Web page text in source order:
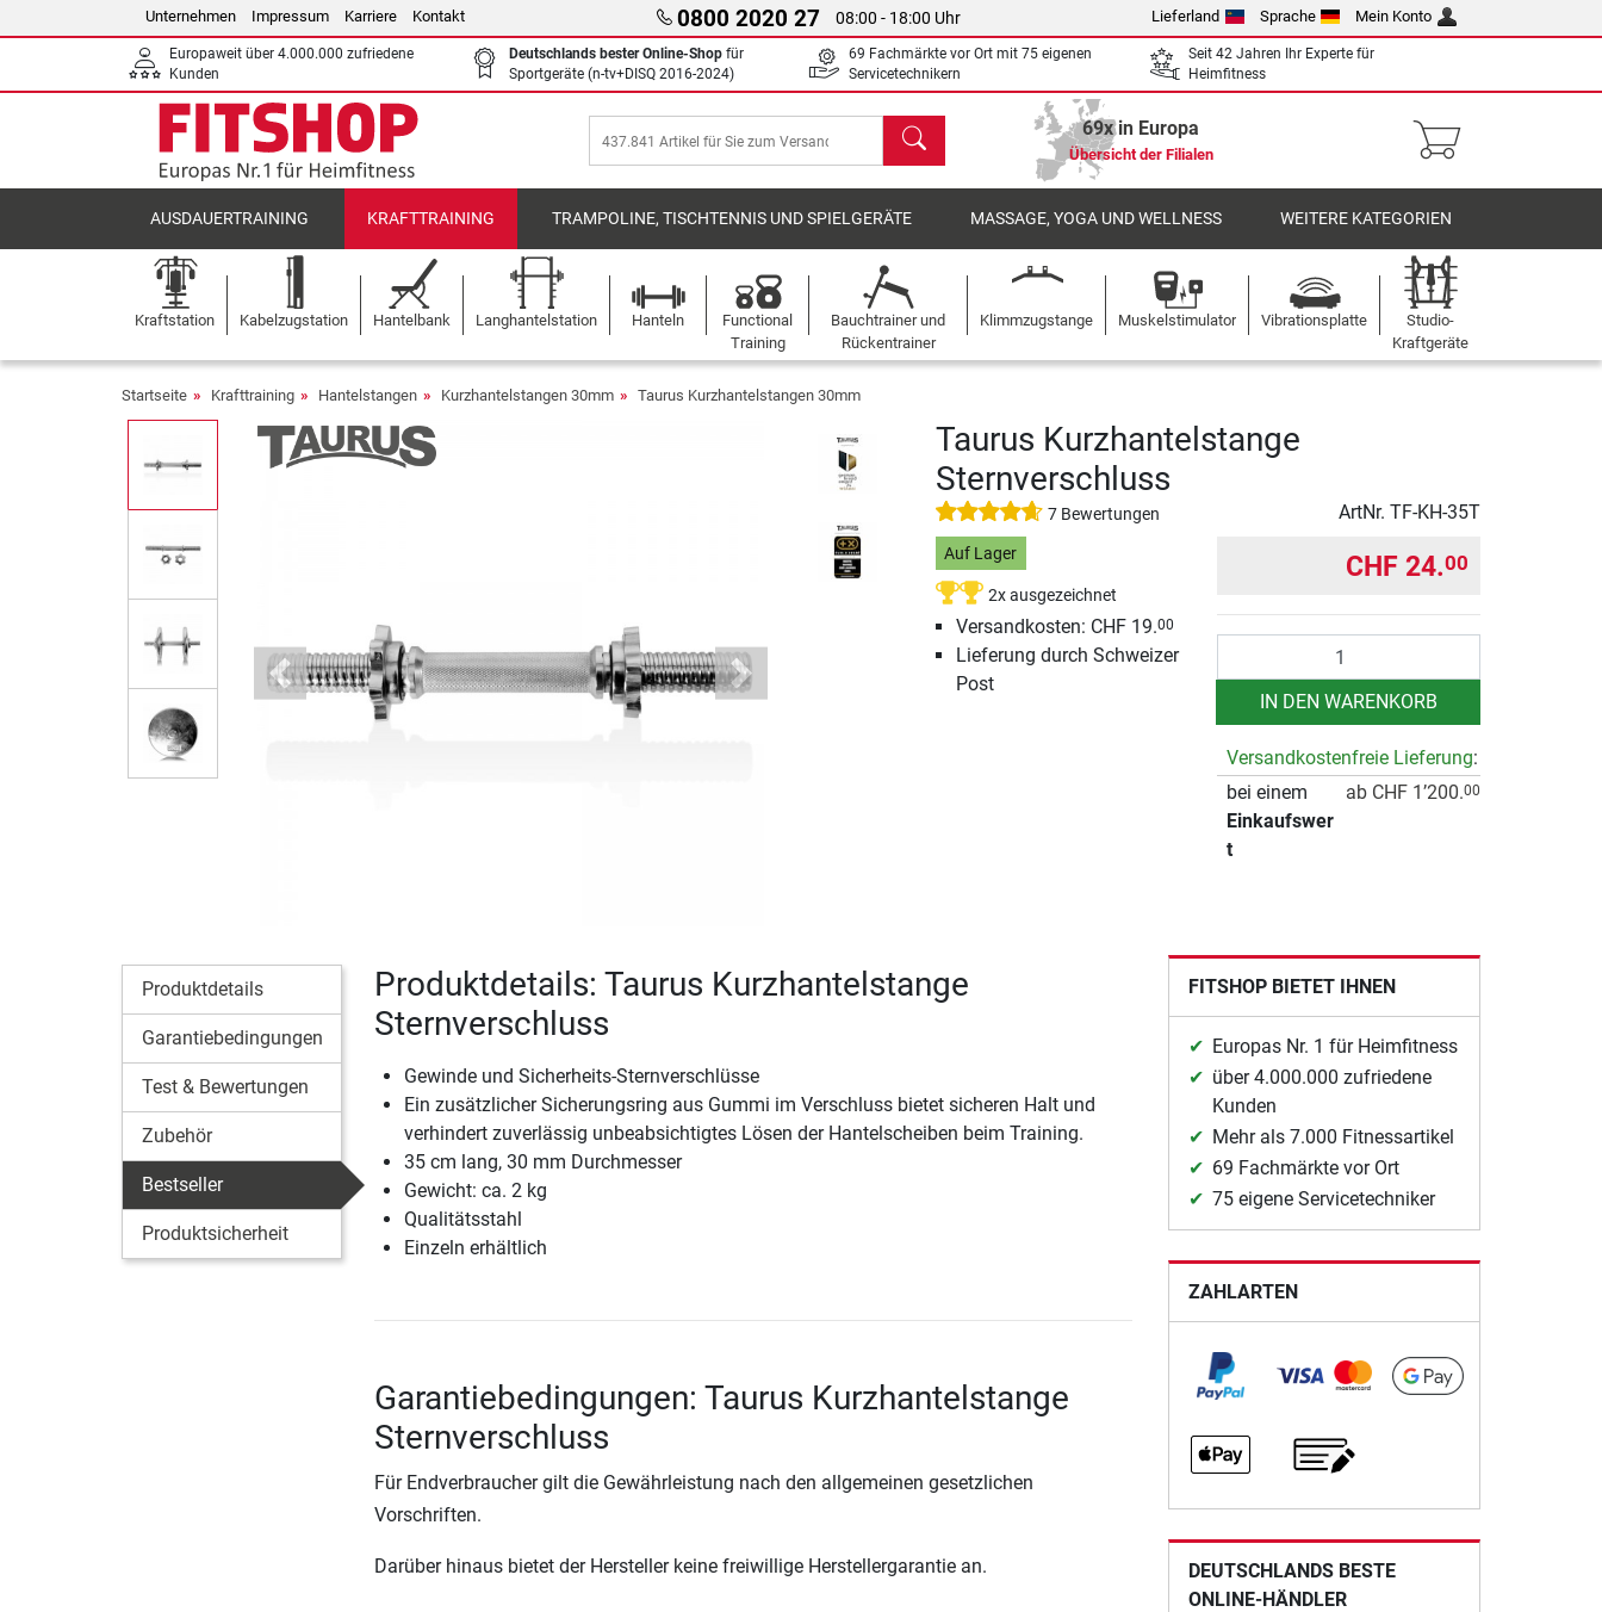
Unternehmen Impressum Karriere Kontakt 0800 2020 27 08:00 - 18:00 Uhr Lieferland Sprache Mein Konto
Europaweit über 4.000.000 zufriedene
Kunden
Deutschlands bester Online-Shop für
Sportgeräte (n-tv+DISQ 2016-2024)
69 Fachmärkte vor Ort mit 75 eigenen
Servicetechnikern
Seit 42 Jahren Ihr Experte für
Heimfitness
Suchen 69x in Europa
Übersicht der Filialen
AUSDAUERTRAINING KRAFTTRAINING TRAMPOLINE, TISCHTENNIS UND SPIELGERÄTE MASSAGE, YOGA UND WELLNESS WEITERE KATEGORIEN
Kraftstation Kabelzugstation Hantelbank Langhantelstation Hanteln
Functional
Training
Bauchtrainer und
Rückentrainer
Klimmzugstange Muskelstimulator Vibrationsplatte
Studio-
Kraftgeräte
Startseite Krafttraining Hantelstangen Kurzhantelstangen 30mm Taurus Kurzhantelstangen 30mm
Previous Next
Taurus Kurzhantelstange
Sternverschluss
7 Bewertungen ArtNr. TF-KH-35T
Auf Lager
2x ausgezeichnet
Versandkosten: CHF 19.00
Lieferung durch Schweizer
Post
CHF 24.00
IN DEN WARENKORB
Versandkostenfreie Lieferung:
bei einem
Einkaufswer
t
ab CHF 1’200.00
Produktdetails
Garantiebedingungen
Test & Bewertungen
Zubehör
Bestseller
Produktsicherheit
Produktdetails: Taurus Kurzhantelstange
Sternverschluss
Gewinde und Sicherheits-Sternverschlüsse
Ein zusätzlicher Sicherungsring aus Gummi im Verschluss bietet sicheren Halt und
verhindert zuverlässig unbeabsichtigtes Lösen der Hantelscheiben beim Training.
35 cm lang, 30 mm Durchmesser
Gewicht: ca. 2 kg
Qualitätsstahl
Einzeln erhältlich
Garantiebedingungen: Taurus Kurzhantelstange
Sternverschluss
Für Endverbraucher gilt die Gewährleistung nach den allgemeinen gesetzlichen
Vorschriften.
Darüber hinaus bietet der Hersteller keine freiwillige Herstellergarantie an.
FITSHOP BIETET IHNEN
Europas Nr. 1 für Heimfitness
über 4.000.000 zufriedene
Kunden
Mehr als 7.000 Fitnessartikel
69 Fachmärkte vor Ort
75 eigene Servicetechniker
ZAHLARTEN
DEUTSCHLANDS BESTE
ONLINE-HÄNDLER